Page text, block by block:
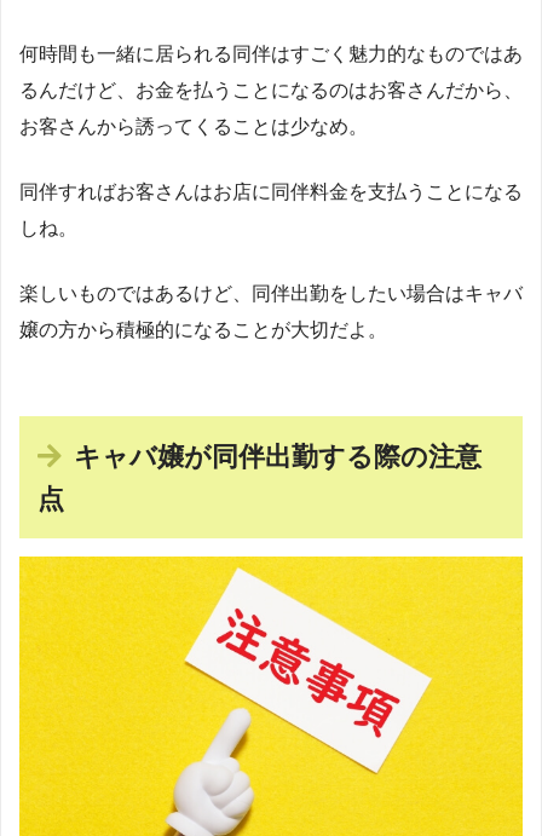
何時間も一緒に居られる同伴はすごく魅力的なものではあ
るんだけど、お金を払うことになるのはお客さんだから、
お客さんから誘ってくることは少なめ。
同伴すればお客さんはお店に同伴料金を支払うことになる
しね。
楽しいものではあるけど、同伴出勤をしたい場合はキャバ
嬢の方から積極的になることが大切だよ。
キャバ嬢が同伴出勤する際の注意
点